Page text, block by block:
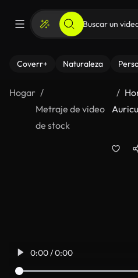
Coverr+ Naturaleza
Hogar
Metraje de video
de stock
0:00 / 0:00